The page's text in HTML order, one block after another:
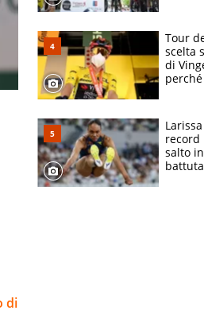
di
Tour
scelta
di
rischio
record
salto